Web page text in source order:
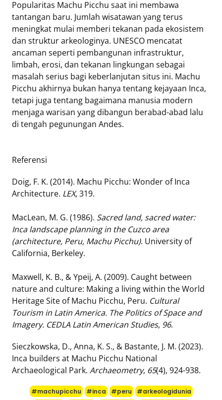
Popularitas Machu Picchu saat ini membawa
tantangan baru. Jumlah wisatawan yang terus
meningkat mulai memberi tekanan pada ekosistem
dan struktur arkeologinya. UNESCO mencatat
ancaman seperti pembangunan infrastruktur,
limbah, erosi, dan tekanan lingkungan sebagai
masalah serius bagi keberlanjutan situs ini. Machu
Picchu akhirnya bukan hanya tentang kejayaan Inca,
tetapi juga tentang bagaimana manusia modern
menjaga warisan yang dibangun berabad-abad lalu
di tengah pegunungan Andes.
Referensi
Doig, F. K. (2014). Machu Picchu: Wonder of Inca
Architecture. LEX, 319.
MacLean, M. G. (1986). Sacred land, sacred water:
Inca landscape planning in the Cuzco area
(architecture, Peru, Machu Picchu). University of
California, Berkeley.
Maxwell, K. B., & Ypeij, A. (2009). Caught between
nature and culture: Making a living within the World
Heritage Site of Machu Picchu, Peru. Cultural
Tourism in Latin America. The Politics of Space and
Imagery. CEDLA Latin American Studies, 96.
Sieczkowska, D., Anna, K. S., & Bastante, J. M. (2023).
Inca builders at Machu Picchu National
Archaeological Park. Archaeometry, 65(4), 924-938.
#machupicchu #inca #peru
#arkeologidunia